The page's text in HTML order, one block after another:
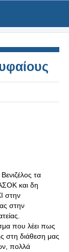
τα
και δη
στην
στην
που λέει πως
στη διάθεση μας
πολλά